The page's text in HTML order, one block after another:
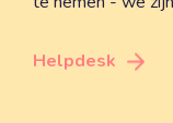
Helpdesk